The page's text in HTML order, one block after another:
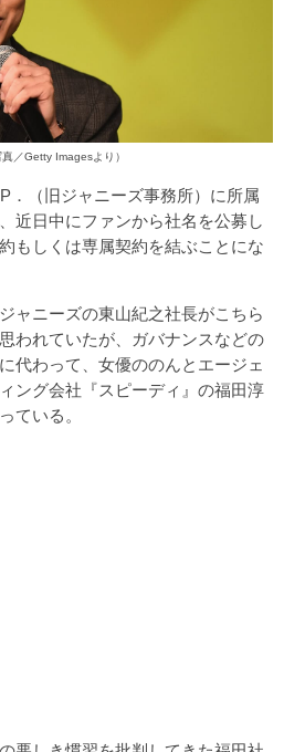
／Getty Imagesより）
（旧ジャニーズ事務所）に所属
近日中にファンから社名を公募し
もしくは専属契約を結ぶことにな
ャニーズの東山紀之社長がこちら
われていたが、ガバナンスなどの
代わって、女優ののんとエージェ
ング会社『スピーディ』の福田淳
ている。